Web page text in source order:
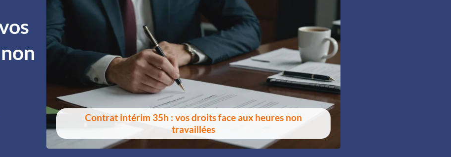
Contrat intérim 35h : vos droits face aux heures non
travaillées